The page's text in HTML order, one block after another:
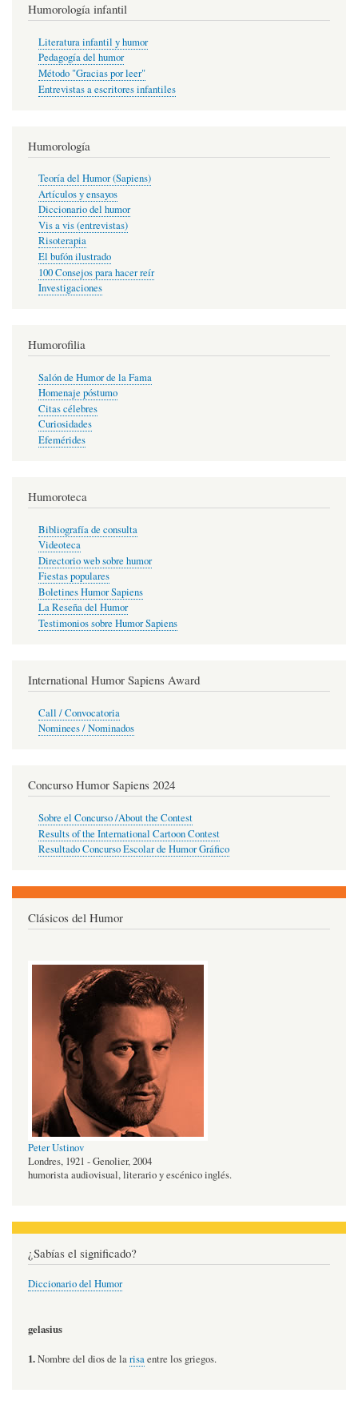
Humorología infantil
Literatura infantil y humor
Pedagogía del humor
Método "Gracias por leer"
Entrevistas a escritores infantiles
Humorología
Teoría del Humor (Sapiens)
Artículos y ensayos
Diccionario del humor
Vis a vis (entrevistas)
Risoterapia
El bufón ilustrado
100 Consejos para hacer reír
Investigaciones
Humorofilia
Salón de Humor de la Fama
Homenaje póstumo
Citas célebres
Curiosidades
Efemérides
Humoroteca
Bibliografía de consulta
Videoteca
Directorio web sobre humor
Fiestas populares
Boletines Humor Sapiens
La Reseña del Humor
Testimonios sobre Humor Sapiens
International Humor Sapiens Award
Call / Convocatoria
Nominees / Nominados
Concurso Humor Sapiens 2024
Sobre el Concurso /About the Contest
Results of the International Cartoon Contest
Resultado Concurso Escolar de Humor Gráfico
Clásicos del Humor
Peter Ustinov
Londres, 1921 - Genolier, 2004
humorista audiovisual, literario y escénico inglés.
¿Sabías el significado?
Diccionario del Humor
gelasius
1.Nombre del dios de larisaentre los griegos.